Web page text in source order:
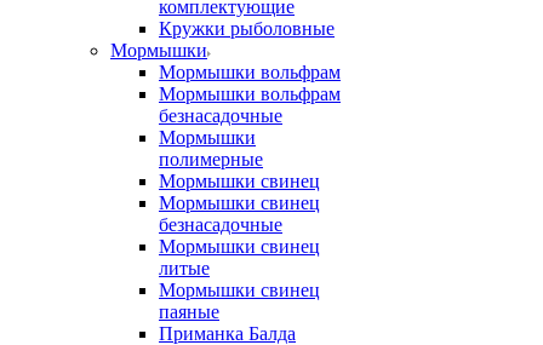
комплектующие
Кружки рыболовные
Мормышки
Мормышки вольфрам
Мормышки вольфрам
безнасадочные
Мормышки
полимерные
Мормышки свинец
Мормышки свинец
безнасадочные
Мормышки свинец
литые
Мормышки свинец
паяные
Приманка Балда